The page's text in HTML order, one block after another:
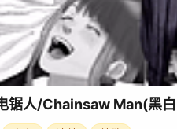
锯人/Chainsaw Man(黑白